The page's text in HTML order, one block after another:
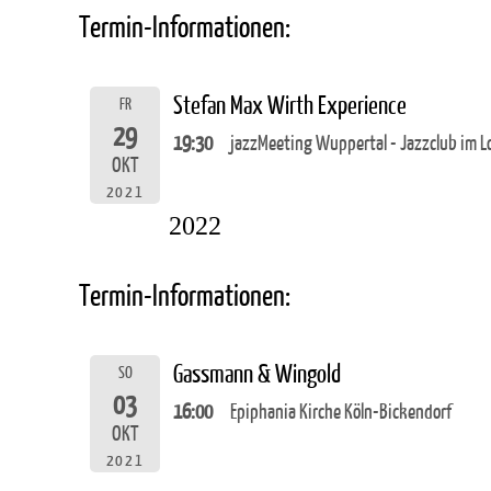
Termin-Informationen:
FR
29
OKT
2021
Stefan Max Wirth Experience
19:30 jazzMeeting Wuppertal - Jazzclub im
2022
Termin-Informationen:
SO
03
OKT
2021
Gassmann & Wingold
16:00 Epiphania Kirche Köln-Bickendorf